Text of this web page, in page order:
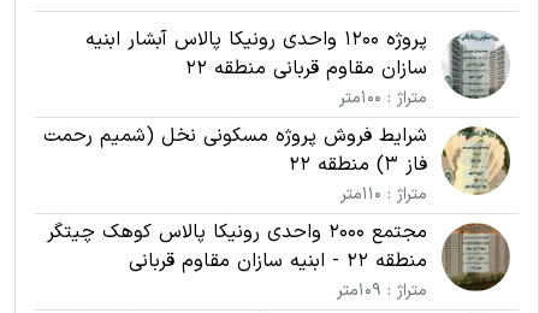
پروژه 1200 واحدی رونیکا پالاس آبشار ابنیه
سازان مقاوم قربانی منطقه 22
متراژ : 100متر
شرایط فروش پروژه مسکونی نخل (شمیم رحمت
فاز 3) منطقه 22
متراژ : 110متر
مجتمع 2000 واحدی رونیکا پالاس کوهک چیتگر
منطقه 22 - ابنیه سازان مقاوم قربانی
متراژ : 109متر